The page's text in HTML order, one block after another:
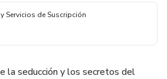
Servicios de Suscripción
la seducción y los secretos del